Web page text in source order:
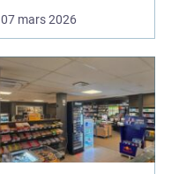
äga. I ...
07 mars 2026